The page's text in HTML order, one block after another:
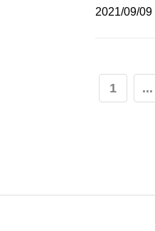
2021/09/09
1 ...